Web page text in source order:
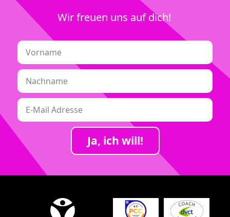
Wir freuen uns auf dich!
Ja, ich will!